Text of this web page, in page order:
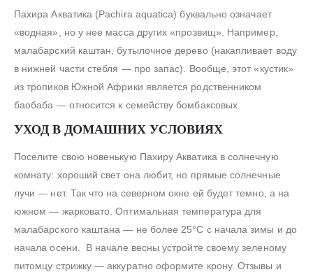
Пахира Акватика (Pachira aquatica) буквально означает
«водная», но у нее масса других «прозвищ». Например,
малабарский каштан, бутылочное дерево (накапливает воду
в нижней части стебля — про запас). Вообще, этот «кустик»
из тропиков Южной Африки является родственником
баобаба — относится к семейству бомбаксовых.
УХОД В ДОМАШНИХ УСЛОВИЯХ
Поселите свою новенькую Пахиру Акватика в солнечную
комнату: хороший свет она любит, но прямые солнечные
лучи — нет. Так что на северном окне ей будет темно, а на
южном — жарковато. Оптимальная температура для
малабарского каштана — не более 25°С с начала зимы и до
начала осени. В начале весны устройте своему зеленому
питомцу стрижку — аккуратно оформите крону. Отзывы и